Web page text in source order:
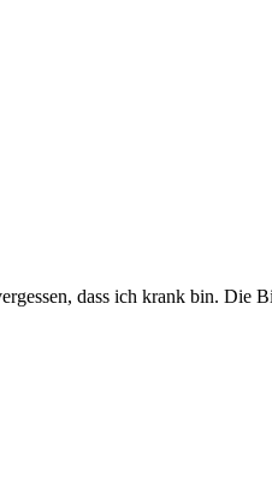
dass ich krank bin. Die